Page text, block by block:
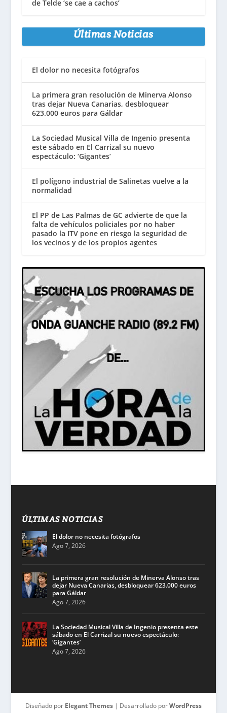
de Telde ‘se cae a cachos’
Últimas Noticias
El dolor no necesita fotógrafos
La primera gran resolución de Minerva Alonso
tras dejar Nueva Canarias, desbloquear
623.000 euros para Gáldar
La Sociedad Musical Villa de Ingenio presenta
este sábado en El Carrizal su nuevo
espectáculo: ‘Gigantes’
El polígono industrial de Salinetas vuelve a la
normalidad
El PP de Las Palmas de GC advierte de que la
falta de vehículos policiales por no haber
pasado la ITV pone en riesgo la seguridad de
los vecinos y de los propios agentes
ÚLTIMAS NOTICIAS
El dolor no necesita fotógrafos
Ago 7, 2026
La primera gran resolución de Minerva Alonso tras
dejar Nueva Canarias, desbloquear 623.000 euros
para Gáldar
Ago 7, 2026
La Sociedad Musical Villa de Ingenio presenta este
sábado en El Carrizal su nuevo espectáculo:
‘Gigantes’
Ago 7, 2026
Diseñado por Elegant Themes| Desarrollado porWordPress